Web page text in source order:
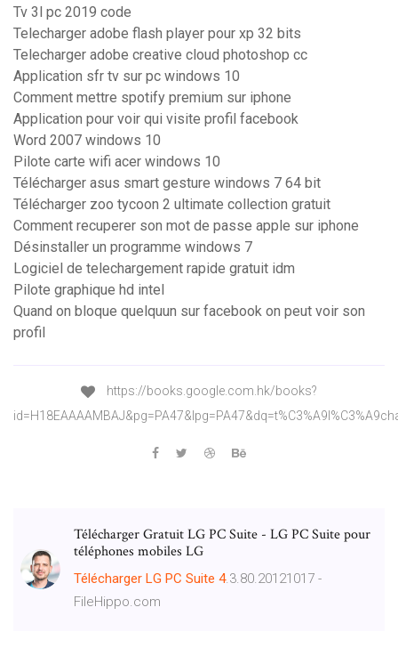
Tv 3l pc 2019 code
Telecharger adobe flash player pour xp 32 bits
Telecharger adobe creative cloud photoshop cc
Application sfr tv sur pc windows 10
Comment mettre spotify premium sur iphone
Application pour voir qui visite profil facebook
Word 2007 windows 10
Pilote carte wifi acer windows 10
Télécharger asus smart gesture windows 7 64 bit
Télécharger zoo tycoon 2 ultimate collection gratuit
Comment recuperer son mot de passe apple sur iphone
Désinstaller un programme windows 7
Logiciel de telechargement rapide gratuit idm
Pilote graphique hd intel
Quand on bloque quelquun sur facebook on peut voir son
profil
https://books.google.com.hk/books?
Télécharger Gratuit LG PC Suite - LG PC Suite pour
téléphones mobiles LG
Télécharger LG PC Suite 4.3.80.20121017 -
FileHippo.com